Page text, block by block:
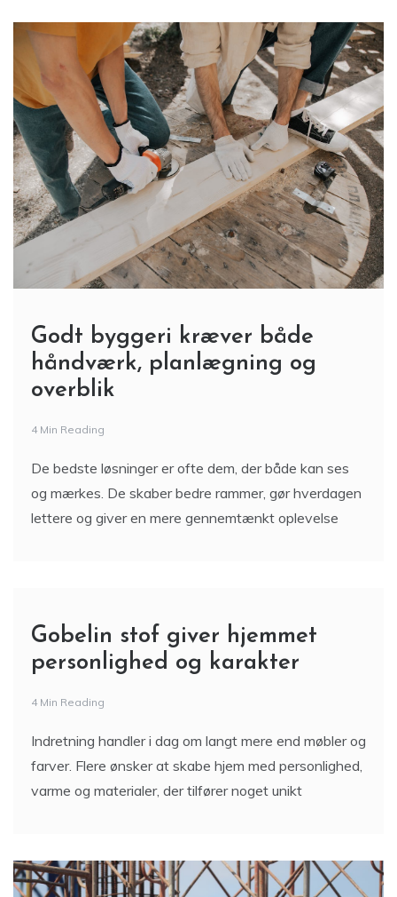
Godt byggeri kræver både
håndværk, planlægning og
overblik
4 Min Reading
De bedste løsninger er ofte dem, der både kan ses
og mærkes. De skaber bedre rammer, gør hverdagen
lettere og giver en mere gennemtænkt oplevelse
Gobelin stof giver hjemmet
personlighed og karakter
4 Min Reading
Indretning handler i dag om langt mere end møbler og
farver. Flere ønsker at skabe hjem med personlighed,
varme og materialer, der tilfører noget unikt